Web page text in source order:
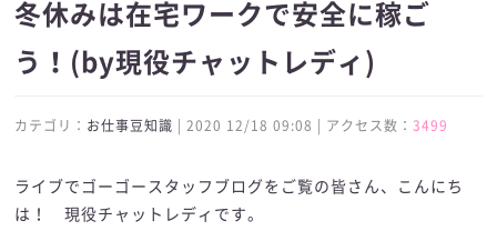
冬休みは在宅ワークで安全に稼ご
う！(by現役チャットレディ)
カテゴリ： お仕事豆知識 | 2020 12/18 09:08 | アクセス数： 3499
ライブでゴーゴースタッフブログをご覧の皆さん、こんにち
は！ 現役チャットレディです。